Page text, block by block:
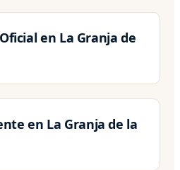
en La Granja de
en La Granja de la